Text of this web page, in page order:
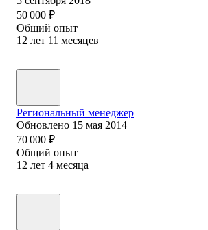
50 000 ₽
Общий опыт
12 лет 11 месяцев
Региональный менеджер
Обновлено 15 мая 2014
70 000 ₽
Общий опыт
12 лет 4 месяца